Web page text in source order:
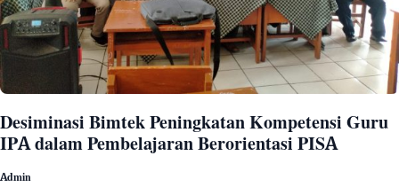
Desiminasi Bimtek Peningkatan Kompetensi Guru
IPA dalam Pembelajaran Berorientasi PISA
Admin